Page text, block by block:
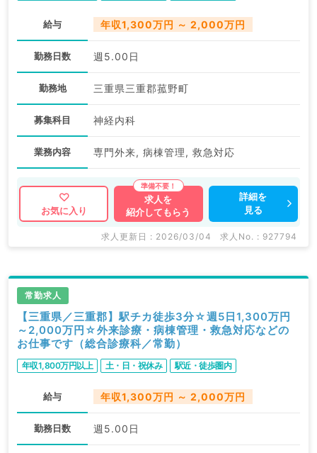
給与 年収1,300万円 ～ 2,000万円
勤務日数 週5.00日
勤務地 三重県三重郡菰野町
募集科目 神経内科
業務内容 専門外来, 病棟管理, 救急対応
お気に入り
求人を
紹介してもらう
詳細を
見る
求人更新日 : 2026/03/04 求人No. : 927794
常勤求人
【三重県／三重郡】駅チカ徒歩3分☆週5日1,300万円
～2,000万円☆外来診療・病棟管理・救急対応などの
お仕事です（総合診療科／常勤）
年収1,800万円以上 土・日・祝休み 駅近・徒歩圏内
給与 年収1,300万円 ～ 2,000万円
勤務日数 週5.00日